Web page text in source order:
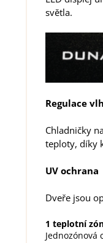
světla.
Regulace
Chladničky
teploty, díky
UV ochrana
Dveře jsou
1 teplotní